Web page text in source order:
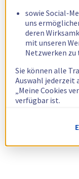
sowie Social-
uns
deren
mit unseren
Netzwerken zu
Sie können alle
Auswahl jederzeit
„Meine Cookies
verfügbar ist.
Weitere
zur Verwendung